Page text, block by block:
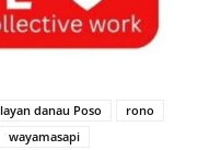
danau Poso
rono
wayamasapi